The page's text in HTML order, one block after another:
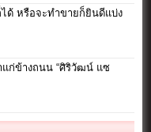
ด้ หรือจะทำขายก็ยินดีแบ่ง
แก่ข้างถนน “ศิริวัฒน์ แซ